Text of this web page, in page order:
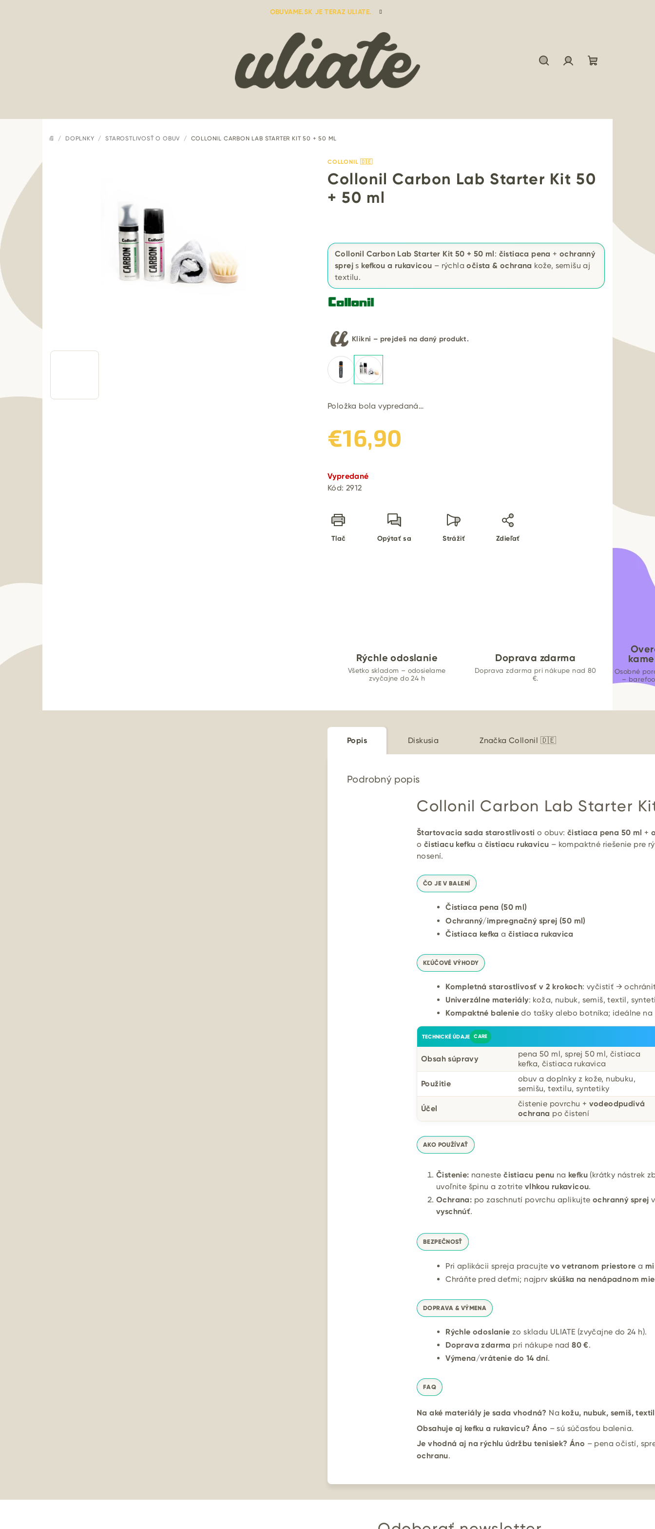
OBUVAME.SK JE TERAZ ULIATE.
DOMOV
/ DOPLNKY / STAROSTLIVOSŤ O OBUV / COLLONIL CARBON LAB STARTER KIT 50 + 50 ML
COLLONIL 🇩🇪
Collonil Carbon Lab Starter Kit 50
+ 50 ml
Collonil Carbon Lab Starter Kit 50 + 50 ml: čistiaca pena +ochranný
sprej s kefkou a rukavicou – rýchlaočista & ochrana kože, semišu aj
textilu.
Klikni – prejdeš na daný produkt.
Položka bola vypredaná…
€16,90
cena:
Vypredané
Kód: 2912
Tlač Opýtať sa Strážiť Zdieľať
Rýchle odoslanie
Všetko skladom – odosielame
zvyčajne do 24 h
Doprava zdarma
Doprava zdarma pri nákupe nad 80
€.
Osobné
–
Popis Diskusia Značka Collonil 🇩🇪
Podrobný popis
Collonil Carbon Lab Starter
Štartovacia sada starostlivosti o obuv:čistiaca pena 50 ml +
o čistiacu kefku a čistiacu rukavicu – kompaktné riešenie pre
nosení.
ČO JE V BALENÍ
Čistiaca pena (50 ml)
Ochranný/impregnačný sprej (50 ml)
Čistiaca kefka a čistiaca rukavica
KĽÚČOVÉ VÝHODY
Kompletná starostlivosť v 2 krokoch: vyčistiť →
Univerzálne materiály: koža, nubuk, semiš, textil,
Kompaktné balenie do tašky alebo botníka; ideálne na
TECHNICKÉ ÚDAJE CARE
Obsah súpravy
pena 50 ml, sprej 50 ml, čistiaca
kefka, čistiaca rukavica
Použitie
obuv a doplnky z kože, nubuku,
semišu, textilu, syntetiky
Účel
čistenie povrchu + vodeodpudivá
ochrana po čistení
AKO POUŽÍVAŤ
Čistenie: nanestečistiacu penu na kefku (krátky nástrek
uvoľnite špinu a zotrite vlhkou rukavicou.
Ochrana: po zaschnutí povrchu aplikujteochranný sprej
vyschnúť.
BEZPEČNOSŤ
Pri aplikácii spreja pracujtevo vetranom priestore a
Chráňte pred deťmi; najprv skúška na nenápadnom
DOPRAVA & VÝMENA
Rýchle odoslanie zo skladu ULIATE (zvyčajne do 24 h).
Doprava zdarma pri nákupe nad80 €.
Výmena/vrátenie do 14 dní.
FAQ
Na aké materiály je sada vhodná? Na kožu, nubuk, semiš,
Obsahuje aj kefku a rukavicu? Áno – sú súčasťou balenia.
Je vhodná aj na rýchlu údržbu tenisiek? Áno – pena očistí,
ochranu.